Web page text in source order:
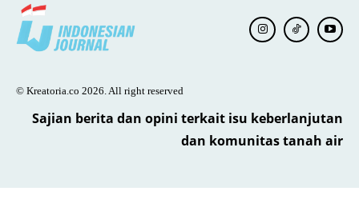
© Kreatoria.co 2026. All right reserved
Sajian berita dan opini terkait isu keberlanjutan
dan komunitas tanah air